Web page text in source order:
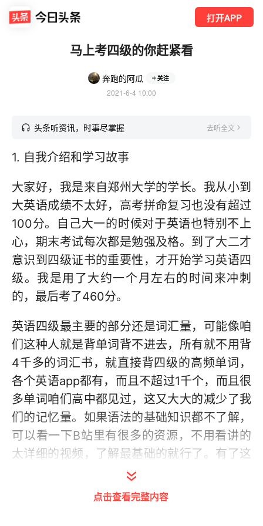
打开APP
马上考四级的你赶紧看
奔跑的阿瓜 关注
2021-6-4 10:00
头条听资讯，时事尽掌握 去听全文
1. 自我介绍和学习故事
大家好，我是来自郑州大学的学长。我从小到
大英语成绩不太好，高考拼命复习也没有超过
100分。自己大一的时候对于英语也特别不上
心，期末考试每次都是勉强及格。到了大二才
意识到四级证书的重要性，才开始学习英语四
级。我是用了大约一个月左右的时间来冲刺
的，最后考了460分。
英语四级最主要的部分还是词汇量，可能像咱
们这种人就是背单词背不进去，所有就不用背
4千多的词汇书，就直接背四级的高频单词，
各个英语app都有，而且不超过1千个，而且很
多单词咱们高中都见过，这又大大的减少了我
们的记忆量。如果语法的基础知识都不了解，
可以看一下B站里有很多的资源，不用看讲的
太详细的视频，了解最基础的就行了。有了这
样的基础，阅读里的一些从句就可以辨认出，
翻译题里的一些句式就可以写出。阅读的难度
点击查看完整内容